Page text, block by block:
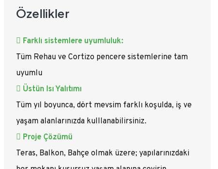
Özellikler
Farklı sistemlere uyumluluk:
Tüm Rehau ve Cortizo pencere sistemlerine tam
uyumlu
Üstün Isı Yalıtımı
Tüm yıl boyunca, dört mevsim farklı koşulda, iş ve
yaşam alanlarınızda kulllanabilirsiniz.
Proje Çözümü
Teras, Balkon, Bahçe olmak üzere; yapılarınızdaki